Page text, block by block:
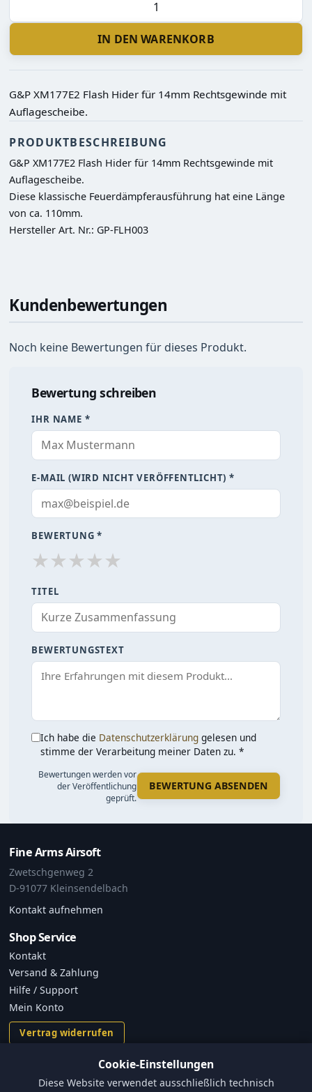
IN DEN WARENKORB
G&P XM177E2 Flash Hider für 14mm Rechtsgewinde mit
Auflagescheibe.
PRODUKTBESCHREIBUNG
G&P XM177E2 Flash Hider für 14mm Rechtsgewinde mit
Auflagescheibe.
Diese klassische Feuerdämpferausführung hat eine Länge
von ca. 110mm.
Hersteller Art. Nr.: GP-FLH003
Kundenbewertungen
Noch keine Bewertungen für dieses Produkt.
Bewertung schreiben
IHR NAME *
E-MAIL (WIRD NICHT VERÖFFENTLICHT) *
BEWERTUNG *
★★★★★
TITEL
BEWERTUNGSTEXT
Ich habe die Datenschutzerklärung gelesen und
stimme der Verarbeitung meiner Daten zu. *
Bewertungen werden vor
der Veröffentlichung
geprüft.
BEWERTUNG ABSENDEN
Fine Arms Airsoft
Zwetschgenweg 2
D-91077 Kleinsendelbach
Kontakt aufnehmen
Shop Service
Kontakt
Versand & Zahlung
Hilfe / Support
Mein Konto
Vertrag widerrufen
Versand und Zahlungsbedingungen
Cookie-Einstellungen
Diese Website verwendet ausschließlich technisch